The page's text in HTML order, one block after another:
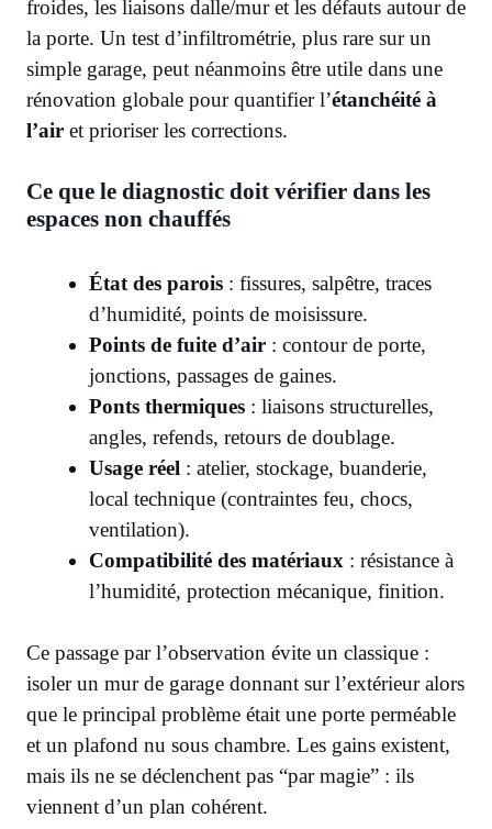
froides, les liaisons dalle/mur et les défauts autour de
la porte. Un test d’infiltrométrie, plus rare sur un
simple garage, peut néanmoins être utile dans une
rénovation globale pour quantifier l’étanchéité à
l’air et prioriser les corrections.
Ce que le diagnostic doit vérifier dans les
espaces non chauffés
État des parois : fissures, salpêtre, traces
d’humidité, points de moisissure.
Points de fuite d’air : contour de porte,
jonctions, passages de gaines.
Ponts thermiques : liaisons structurelles,
angles, refends, retours de doublage.
Usage réel : atelier, stockage, buanderie,
local technique (contraintes feu, chocs,
ventilation).
Compatibilité des matériaux : résistance à
l’humidité, protection mécanique, finition.
Ce passage par l’observation évite un classique :
isoler un mur de garage donnant sur l’extérieur alors
que le principal problème était une porte perméable
et un plafond nu sous chambre. Les gains existent,
mais ils ne se déclenchent pas “par magie” : ils
viennent d’un plan cohérent.